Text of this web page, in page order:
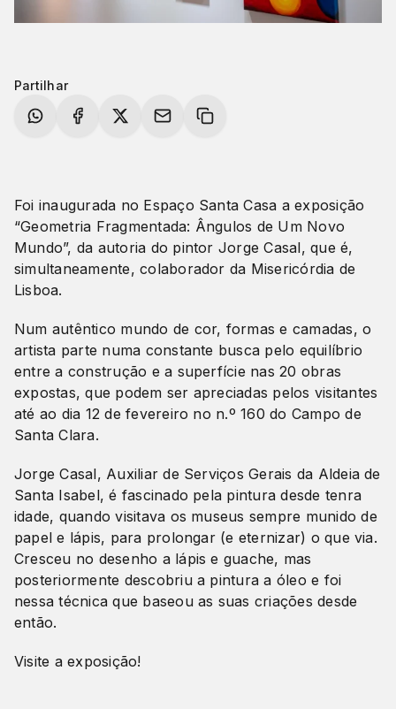
Partilhar
Foi inaugurada no Espaço Santa Casa a exposição
“Geometria Fragmentada: Ângulos de Um Novo
Mundo”, da autoria do pintor Jorge Casal, que é,
simultaneamente, colaborador da Misericórdia de
Lisboa.
Num autêntico mundo de cor, formas e camadas, o
artista parte numa constante busca pelo equilíbrio
entre a construção e a superfície nas 20 obras
expostas, que podem ser apreciadas pelos visitantes
até ao dia 12 de fevereiro no n.º 160 do Campo de
Santa Clara.
Jorge Casal, Auxiliar de Serviços Gerais da Aldeia de
Santa Isabel, é fascinado pela pintura desde tenra
idade, quando visitava os museus sempre munido de
papel e lápis, para prolongar (e eternizar) o que via.
Cresceu no desenho a lápis e guache, mas
posteriormente descobriu a pintura a óleo e foi
nessa técnica que baseou as suas criações desde
então.
Visite a exposição!